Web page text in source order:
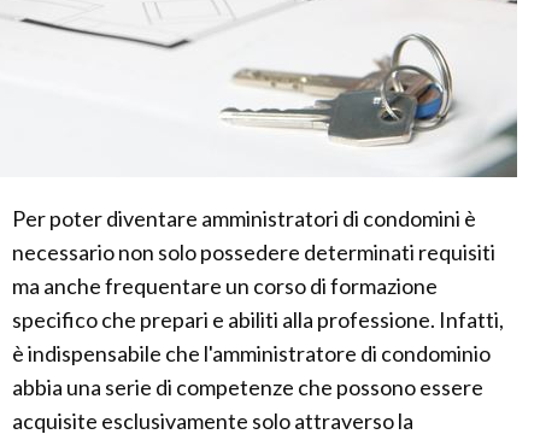
Per poter diventare amministratori di condomini è
necessario non solo possedere determinati requisiti
ma anche frequentare un corso di formazione
specifico che prepari e abiliti alla professione. Infatti,
è indispensabile che l'amministratore di condominio
abbia una serie di competenze che possono essere
acquisite esclusivamente solo attraverso la